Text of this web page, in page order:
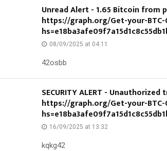
Unread Alert - 1.65 Bitcoin from
https://graph.org/Get-your-
08/09/2025 at 04:11
42osbb
SECURITY ALERT -
https://graph.org/Get-your-BTC-
16/09/2025 at 13:32
kqkg42